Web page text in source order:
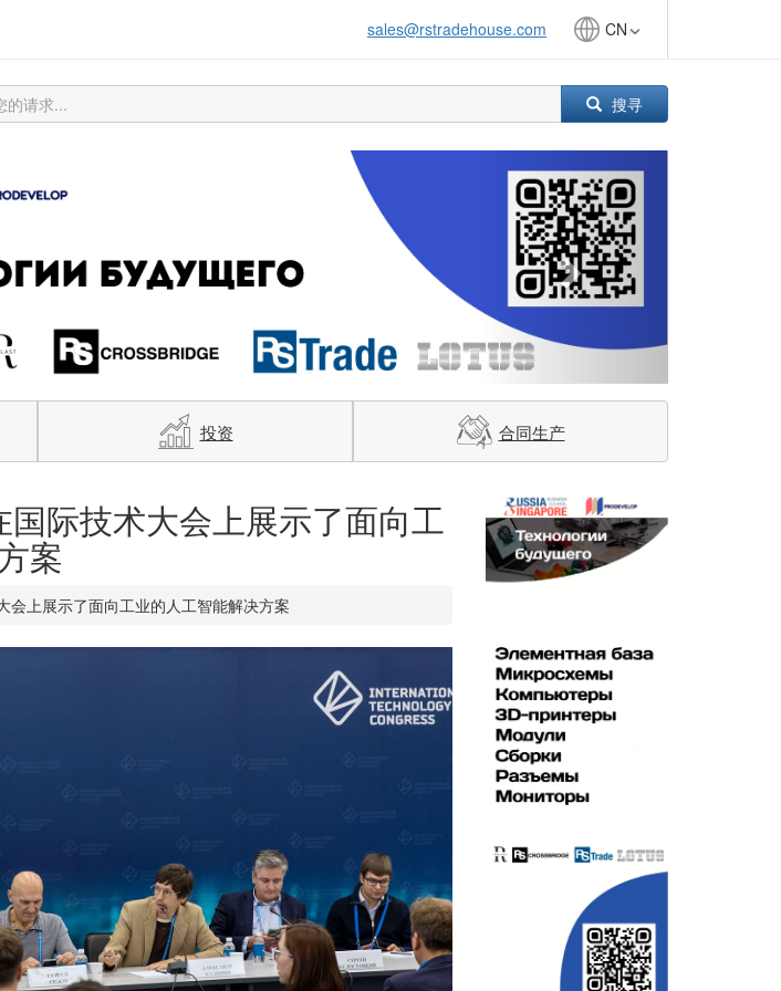
sales@rstradehouse.com CN
搜寻
Next
投资 合同生产
国际技术大会上展示了面向工
案
会上展示了面向工业的人工智能解决方案